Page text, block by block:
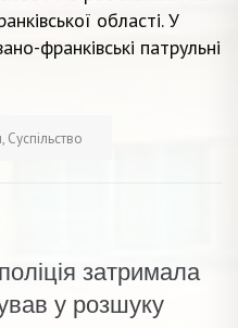
області. У
франківські патрульні
, Суспільство
затримала
у розшуку